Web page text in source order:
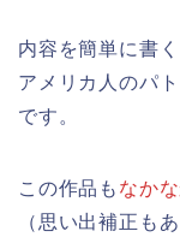
内容を簡単に書く
アメリカ人のパ
です。
この作品も なか
（思い出補正も